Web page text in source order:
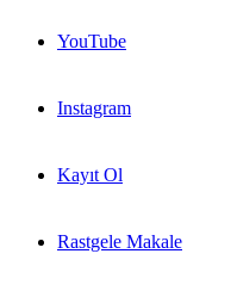
YouTube
Instagram
Kayıt Ol
Rastgele Makale